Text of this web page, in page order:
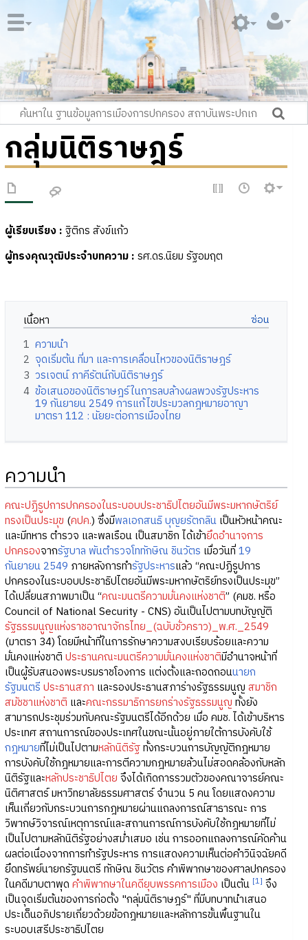
กลุ่มนิติราษฎร์
ผู้เรียบเรียง : ฐิติกร สังข์แก้ว
ผู้ทรงคุณวุฒิประจำบทความ : รศ.ดร.นิยม รัฐอมฤต
เนื้อหา
1 ความนำ
2 จุดเริ่มต้น ที่มา และการเคลื่อนไหวของนิติราษฎร์
3 วรเจตน์ ภาคีรัตน์กับนิติราษฎร์
4 ข้อเสนอของนิติราษฎร์ในการลบล้างผลพวงรัฐประหาร
19 กันยายน 2549 การแก้ไขประมวลกฎหมายอาญา
มาตรา 112 : นัยยะต่อการเมืองไทย
ความนำ
คณะปฏิรูปการปกครองในระบอบประชาธิปไตยอันมีพระมหากษัตริย์
ทรงเป็นประมุข (คปค.) ซึ่งมีพลเอกสนธิ บุญยรัตกลินเป็นหัวหน้าคณะ
และมีทหาร ตำรวจ และพลเรือน เป็นสมาชิก ได้เข้ายึดอำนาจการ
ปกครองจากรัฐบาล พันตำรวจโททักษิณ ชินวัตร เมื่อวันที่19
กันยายน 2549 ภายหลังการทำรัฐประหารแล้ว “คณะปฏิรูปการ
ปกครองในระบอบประชาธิปไตยอันมีพระมหากษัตริย์ทรงเป็นประมุข”
ได้เปลี่ยนสภาพมาเป็น “คณะมนตรีความมั่นคงแห่งชาติ” (คมช. หรือ
Council of National Security - CNS) อันเป็นไปตามบทบัญญัติ
รัฐธรรมนูญแห่งราชอาณาจักรไทย_(ฉบับชั่วคราว)_พ.ศ._2549
(มาตรา 34) โดยมีหน้าที่ในการรักษาความสงบเรียบร้อยและความ
มั่นคงแห่งชาติ ประธานคณะมนตรีความมั่นคงแห่งชาติมีอำนาจหน้าที่
เป็นผู้รับสนองพระบรมราชโองการ แต่งตั้งและถอดถอนนายก
รัฐมนตรี ประธานสภา และรองประธานสภาร่างรัฐธรรมนูญ สมาชิก
สมัชชาแห่งชาติ และคณะกรรมาธิการยกร่างรัฐธรรมนูญ ทั้งยัง
สามารถประชุมร่วมกับคณะรัฐมนตรีได้อีกด้วย เมื่อ คมช. ได้เข้าบริหาร
ประเทศ สถานการณ์ของประเทศในขณะนั้นอยู่ภายใต้การบังคับใช้
กฎหมายที่ไม่เป็นไปตามหลักนิติรัฐทั้งกระบวนการบัญญัติกฎหมาย
การบังคับใช้กฎหมายและการตีความกฎหมายล้วนไม่สอดคล้องกับหลัก
นิติรัฐและหลักประชาธิปไตย จึงได้เกิดการรวมตัวของคณาจารย์คณะ
นิติศาสตร์ มหาวิทยาลัยธรรมศาสตร์ จำนวน 5 คน โดยแสดงความ
เห็นเกี่ยวกับกระบวนการกฎหมายผ่านแถลงการณ์สาธารณะ การ
วิพากษ์วิจารณ์เหตุการณ์และสถานการณ์การบังคับใช้กฎหมายที่ไม่
เป็นไปตามหลักนิติรัฐอย่างสม่ำเสมอ เช่น การออกแถลงการณ์คัดค้าน
ผลต่อเนื่องจากการทำรัฐประหาร การแสดงความเห็นต่อคำวินิจฉัยคดี
ยึดทรัพย์นายกรัฐมนตรี ทักษิณ ชินวัตร คำพิพากษาของศาลปกครอง
ในคดีมาบตาพุด คำพิพากษาในคดียุบพรรคการเมือง เป็นต้น [1] จึง
เป็นจุดเริ่มต้นของการก่อตั้ง "กลุ่มนิติราษฎร์" ที่มีบทบาทนำเสนอ
ประเด็นอภิปรายเกี่ยวด้วยข้อกฎหมายและหลักการขั้นพื้นฐานใน
ระบอบเสรีประชาธิปไตย